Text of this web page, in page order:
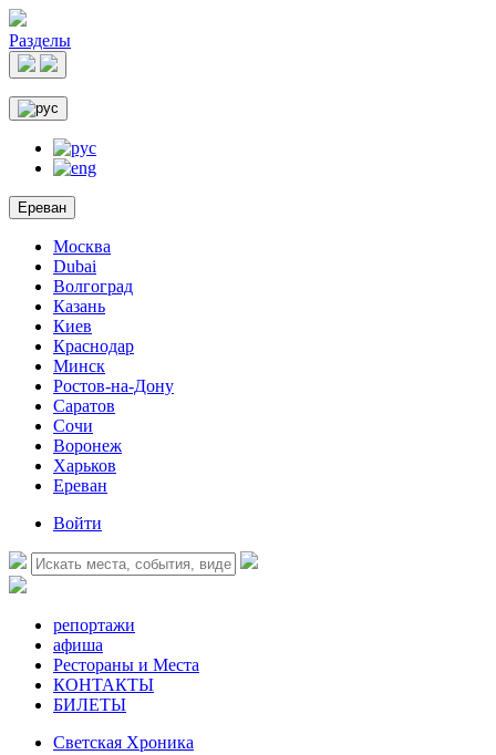
Разделы
Ереван
Москва
Dubai
Волгоград
Казань
Киев
Краснодар
Минск
Ростов-на-Дону
Саратов
Сочи
Воронеж
Харьков
Ереван
Войти
репортажи
афиша
Рестораны и Места
КОНТАКТЫ
БИЛЕТЫ
Светская Хроника